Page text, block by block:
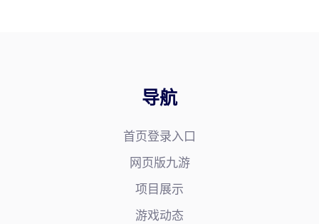
导航
首页登录入口
网页版九游
项目展示
游戏动态